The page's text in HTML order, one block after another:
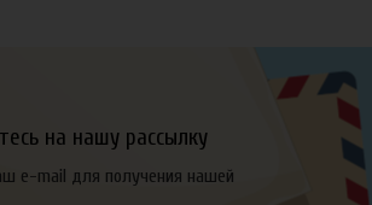
на нашу рассылку
e-mail для получения нашей